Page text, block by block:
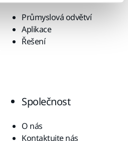
Průmyslová odvětví
Aplikace
Řešení
Společnost
O nás
Kontaktujte nás